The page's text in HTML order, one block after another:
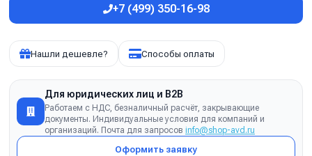
+7 (499) 350-16-98
Нашли дешевле? Способы оплаты
Для юридических лиц и B2B
Работаем с НДС, безналичный расчёт, закрывающие
документы. Индивидуальные условия для компаний и
организаций. Почта для запросов info@shop-avd.ru
Оформить заявку